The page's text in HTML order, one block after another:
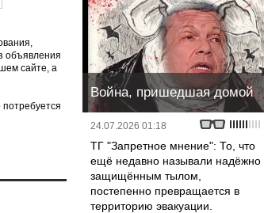
объявления
сайте, а
Война, пришедшая домой
24.07.2026 01:18
ТГ "Запретное мнение": То, что
ещё недавно называли надёжно
защищённым тылом,
постепенно превращается в
территорию эвакуации.